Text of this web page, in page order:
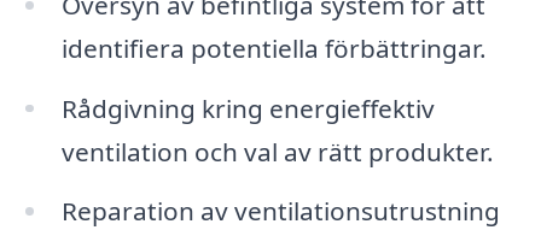
identifiera potentiella förbättringar.
Rådgivning kring energieffektiv
ventilation och val av rätt produkter.
Reparation av ventilationsutrustning